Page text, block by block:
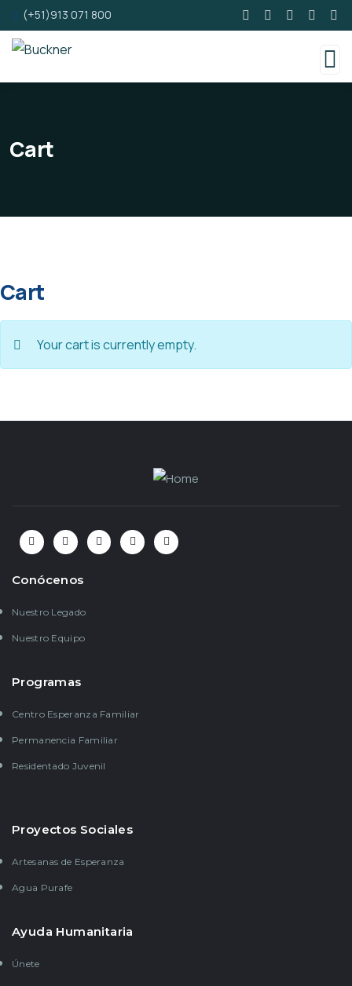
(+51)913 071 800
Cart
Cart
Your cart is currently empty.
Conócenos
Nuestro Legado
Nuestro Equipo
Programas
Centro Esperanza Familiar
Permanencia Familiar
Residentado Juvenil
Proyectos Sociales
Artesanas de Esperanza
Agua Purafe
Ayuda Humanitaria
Únete